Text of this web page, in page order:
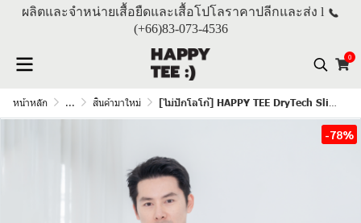
ผลิตและจำหน่ายเสื้อยืดและเสื้อโปโลราคาปลีกและส่ง l
(+66)83-073-4536
0
หน้าหลัก ... สินค้ามาใหม่ [ไม่ปักโลโก้] HAPPY TEE DryTech Slim Fit Polo For Him "สีลาเต้"
-78%